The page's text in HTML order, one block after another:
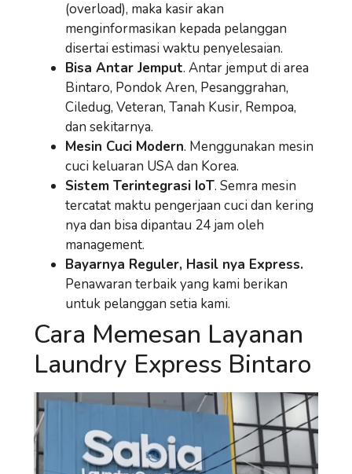
(overload), maka kasir akan
menginformasikan kepada pelanggan
disertai estimasi waktu penyelesaian.
Bisa Antar Jemput. Antar jemput di area
Bintaro, Pondok Aren, Pesanggrahan,
Ciledug, Veteran, Tanah Kusir, Rempoa,
dan sekitarnya.
Mesin Cuci Modern. Menggunakan mesin
cuci keluaran USA dan Korea.
Sistem Terintegrasi IoT. Semra mesin
tercatat maktu pengerjaan cuci dan kering
nya dan bisa dipantau 24 jam oleh
management.
Bayarnya Reguler, Hasil nya Express.
Penawaran terbaik yang kami berikan
untuk pelanggan setia kami.
Cara Memesan Layanan
Laundry Express Bintaro